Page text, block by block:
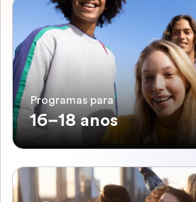
Programas para
16–18 anos